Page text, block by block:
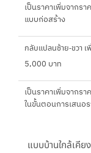
เป็นราคาเพิ่มจากร
แบบก่อสร้าง
กลับแปลนซ้าย-ขวา เ
5,000 บาท
เป็นราคาเพิ่มจากร
ในขั้นตอนการเสนอ
แบบบ้านใกล้เคียง